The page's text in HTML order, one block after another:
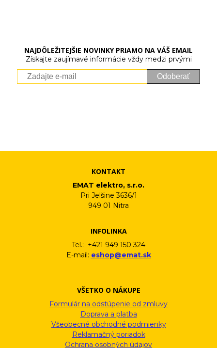
NAJDÔLEŽITEJŠIE NOVINKY PRIAMO NA VÁŠ EMAIL
Získajte zaujímavé informácie vždy medzi prvými
Odoberať
KONTAKT
EMAT elektro, s.r.o.
Pri Jelšine 3636/1
949 01 Nitra
INFOLINKA
Tel.: +421 949 150 324
E-mail: eshop@emat.sk
VŠETKO O NÁKUPE
Formulár na odstúpenie od zmluvy
Doprava a platba
Všeobecné obchodné podmienky
Reklamačný poriadok
Ochrana osobných údajov